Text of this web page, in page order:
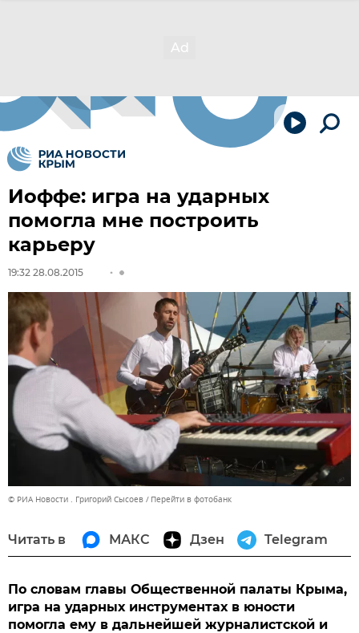
Иоффе: игра на ударных
помогла мне построить
карьеру
19:32 28.08.2015
© РИА Новости . Григорий Сысоев Перейти в фотобанк
Читать в МАКС Дзен Telegram
По словам главы Общественной палаты Крыма,
игра на ударных инструментах в юности
помогла ему в дальнейшей журналистской и